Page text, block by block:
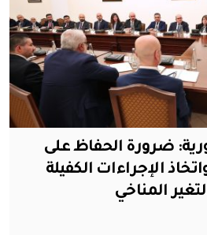
ضرورة الحفاظ على
الإجراءات الكفيلة
المناخي